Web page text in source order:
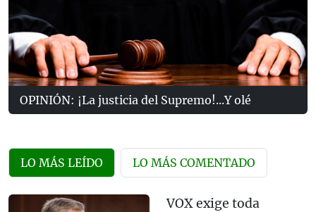
OPINIÓN: ¡La justicia del Supremo!...Y olé
LO MÁS LEÍDO LO MÁS COMENTADO
VOX exige toda